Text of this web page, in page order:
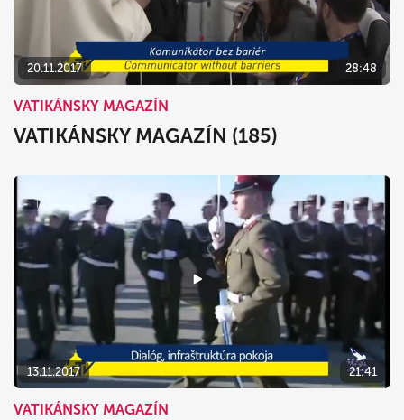
20.11.2017 28:48
VATIKÁNSKY MAGAZÍN
VATIKÁNSKY MAGAZÍN (185)
13.11.2017 21:41
VATIKÁNSKY MAGAZÍN